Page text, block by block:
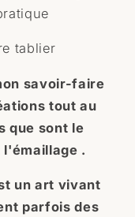
tablier
savoir-faire
tout au
que sont le
l'émaillage .
un art vivant
parfois des